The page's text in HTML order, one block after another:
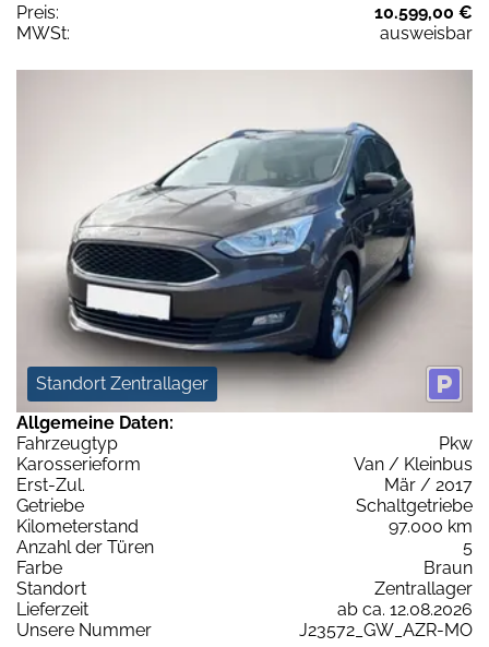
Preis:
10.599,00 €
MWSt:
ausweisbar
Standort Zentrallager
Allgemeine Daten:
Fahrzeugtyp
Pkw
Karosserieform
Van / Kleinbus
Erst-Zul.
Mär / 2017
Getriebe
Schaltgetriebe
Kilometerstand
97.000 km
Anzahl der Türen
5
Farbe
Braun
Standort
Zentrallager
Lieferzeit
ab ca. 12.08.2026
Unsere Nummer
J23572_GW_AZR-MO